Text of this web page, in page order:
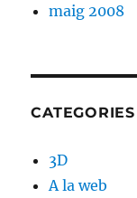
maig 2008
CATEGORIES
3D
A la web